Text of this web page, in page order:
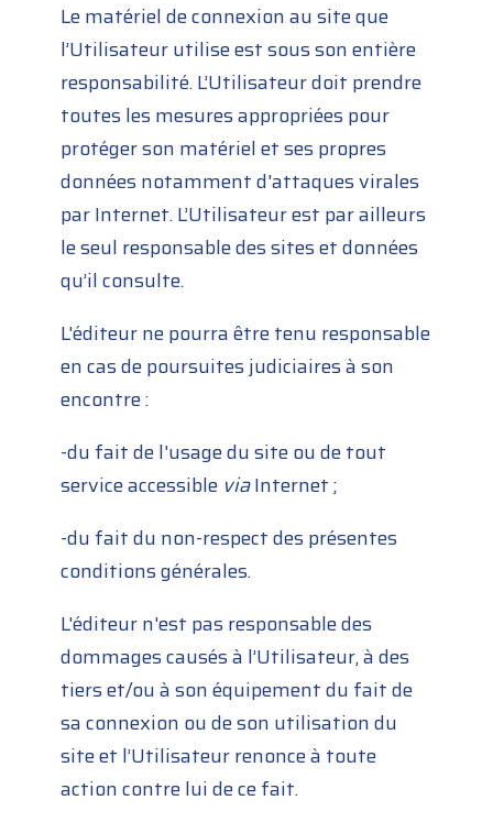
Le matériel de connexion au site que
l’Utilisateur utilise est sous son entière
responsabilité. L’Utilisateur doit prendre
toutes les mesures appropriées pour
protéger son matériel et ses propres
données notamment d'attaques virales
par Internet. L’Utilisateur est par ailleurs
le seul responsable des sites et données
qu’il consulte.
L'éditeur ne pourra être tenu responsable
en cas de poursuites judiciaires à son
encontre :
-du fait de l'usage du site ou de tout
service accessible viaInternet ;
-du fait du non-respect des présentes
conditions générales.
L'éditeur n'est pas responsable des
dommages causés à l’Utilisateur, à des
tiers et/ou à son équipement du fait de
sa connexion ou de son utilisation du
site et l’Utilisateur renonce à toute
action contre lui de ce fait.